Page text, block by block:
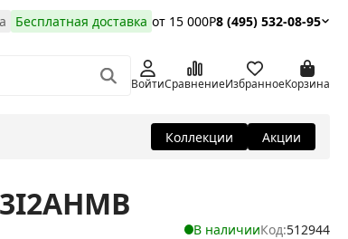
Бесплатная доставка от 15 000Р8 (495) 532-08-95
ВойтиСравнениеИзбранноеКорзина
Коллекции Акции
В наличииКод:512944